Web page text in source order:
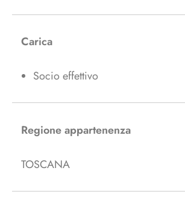
Carica
Socio effettivo
Regione appartenenza
TOSCANA